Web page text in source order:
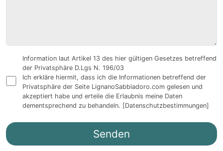
Information laut Artikel 13 des hier gültigen Gesetzes betreffend
der Privatsphäre D.Lgs N. 196/03
Ich erkläre hiermit, dass ich die Informationen betreffend der
Privatsphäre der Seite LignanoSabbiadoro.com gelesen und
akzeptiert habe und erteile die Erlaubnis meine Daten
dementsprechend zu behandeln. [Datenschutzbestimmungen]